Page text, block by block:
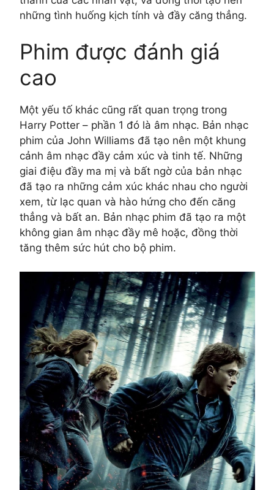
những tình huống kịch tính và đầy căng thẳng.
Phim được đánh giá
cao
Một yếu tố khác cũng rất quan trọng trong
Harry Potter – phần 1 đó là âm nhạc. Bản nhạc
phim của John Williams đã tạo nên một khung
cảnh âm nhạc đầy cảm xúc và tinh tế. Những
giai điệu đầy ma mị và bất ngờ của bản nhạc
đã tạo ra những cảm xúc khác nhau cho người
xem, từ lạc quan và hào hứng cho đến căng
thẳng và bất an. Bản nhạc phim đã tạo ra một
không gian âm nhạc đầy mê hoặc, đồng thời
tăng thêm sức hút cho bộ phim.